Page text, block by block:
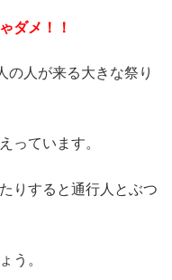
ダメ！！
の人が来る大きな祭り
っています。
りすると通行人とぶつ
う。